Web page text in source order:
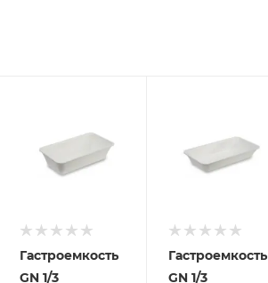
Гастроемкость
GN 1/3
Гастроемкость
GN 1/3